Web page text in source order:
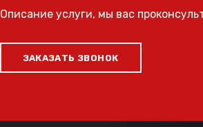
Описание услуги, мы вас
ЗАКАЗАТЬ ЗВОНОК